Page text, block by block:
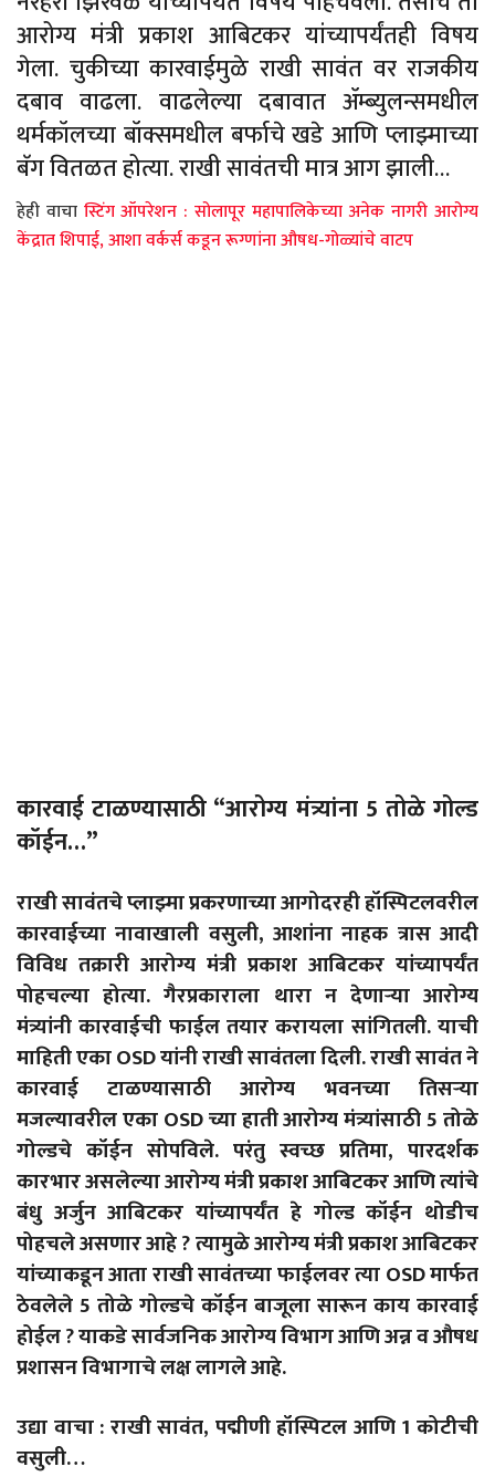
आरोग्य मंत्री प्रकाश आबिटकर यांच्यापर्यंतही विषय
गेला. चुकीच्या कारवाईमुळे राखी सावंत वर राजकीय
दबाव वाढला. वाढलेल्या दबावात ॲम्ब्युलन्समधील
थर्मकॉलच्या बॉक्समधील बर्फाचे खडे आणि प्लाझ्माच्या
बॅग वितळत होत्या. राखी सावंतची मात्र आग झाली…
हेही वाचा स्टिंग ऑपरेशन : सोलापूर महापालिकेच्या अनेक नागरी आरोग्य
केंद्रात शिपाई, आशा वर्कर्स कडून रूग्णांना औषध-गोळ्यांचे वाटप
कारवाई टाळण्यासाठी “आरोग्य मंत्र्यांना 5 तोळे गोल्ड
कॉईन…”
राखी सावंतचे प्लाझ्मा प्रकरणाच्या आगोदरही हॉस्पिटलवरील
कारवाईच्या नावाखाली वसुली, आशांना नाहक त्रास आदी
विविध तक्रारी आरोग्य मंत्री प्रकाश आबिटकर यांच्यापर्यंत
पोहचल्या होत्या. गैरप्रकाराला थारा न देणाऱ्या आरोग्य
मंत्र्यांनी कारवाईची फाईल तयार करायला सांगितली. याची
माहिती एका OSD यांनी राखी सावंतला दिली. राखी सावंत ने
कारवाई टाळण्यासाठी आरोग्य भवनच्या तिसऱ्या
मजल्यावरील एका OSD च्या हाती आरोग्य मंत्र्यांसाठी 5 तोळे
गोल्डचे कॉईन सोपविले. परंतु स्वच्छ प्रतिमा, पारदर्शक
कारभार असलेल्या आरोग्य मंत्री प्रकाश आबिटकर आणि त्यांचे
बंधु अर्जुन आबिटकर यांच्यापर्यंत हे गोल्ड कॉईन थोडीच
पोहचले असणार आहे ? त्यामुळे आरोग्य मंत्री प्रकाश आबिटकर
यांच्याकडून आता राखी सावंतच्या फाईलवर त्या OSD मार्फत
ठेवलेले 5 तोळे गोल्डचे कॉईन बाजूला सारून काय कारवाई
होईल ? याकडे सार्वजनिक आरोग्य विभाग आणि अन्न व औषध
प्रशासन विभागाचे लक्ष लागले आहे.
उद्या वाचा : राखी सावंत, पद्मीणी हॉस्पिटल आणि 1 कोटीची
वसुली…